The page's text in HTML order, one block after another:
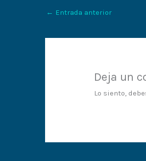
← Entrada anterior
Deja un
Lo siento,